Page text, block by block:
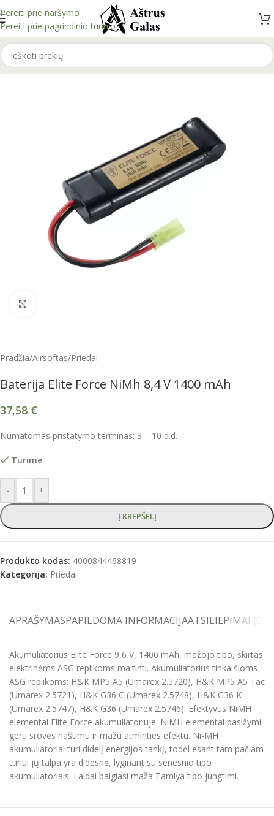
Pereiti prie naršymo
Pereiti prie pagrindinio turinio
Pradžia/Airsoftas/Priedai
Baterija Elite Force NiMh 8,4 V 1400 mAh
37,58 €
Numatomas pristatymo terminas: 3 – 10 d.d.
Turime
- +
Į KREPŠELĮ
Produkto kodas: 4000844468819
Kategorija: Priedai
APRAŠYMASPAPILDOMA INFORMACIJAATSILIEPIMAI (0)
Akumuliatorius Elite Force 9,6 V, 1400 mAh, mažojo tipo, skirtas
elektrinėms ASG replikoms maitinti. Akumuliatorius tinka šioms
ASG replikoms: H&K MP5 A5 (Umarex 2.5720), H&K MP5 A5 Tac
(Umarex 2.5721), H&K G36 C (Umarex 2.5748), H&K G36 K
(Umarex 2.5747), H&K G36 (Umarex 2.5746). Efektyvūs NiMH
elementai Elite Force akumuliatoriuje: NiMH elementai pasižymi
geru srovės našumu ir mažu atminties efektu. Ni-MH
akumuliatoriai turi didelį energijos tankį, todėl esant tam pačiam
tūriui jų talpa yra didesnė, lyginant su senesnio tipo
akumuliatoriais. Laidai baigiasi maža Tamiya tipo jungtimi.